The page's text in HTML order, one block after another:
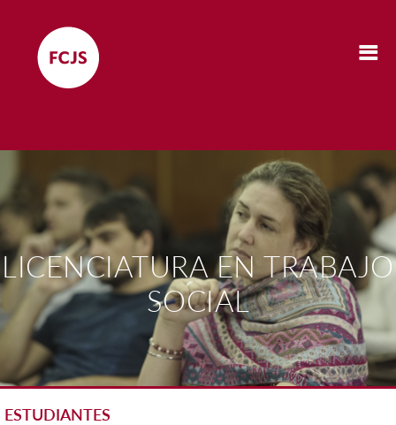
LICENCIATURA EN TRABAJO
SOCIAL
ESTUDIANTES